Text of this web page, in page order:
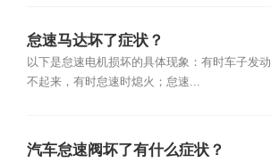
怠速马达坏了症状？
以下是怠速电机损坏的具体现象：有时车子发动
不起来，有时怠速时熄火；怠速...
汽车怠速阀坏了有什么症状？